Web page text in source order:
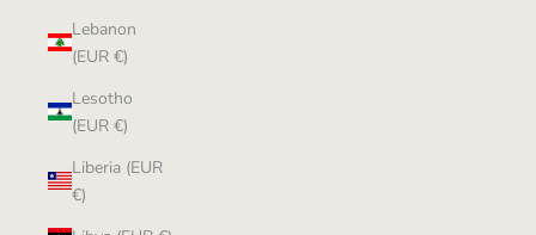
Lebanon
(EUR €)
Lesotho
(EUR €)
Liberia (EUR
€)